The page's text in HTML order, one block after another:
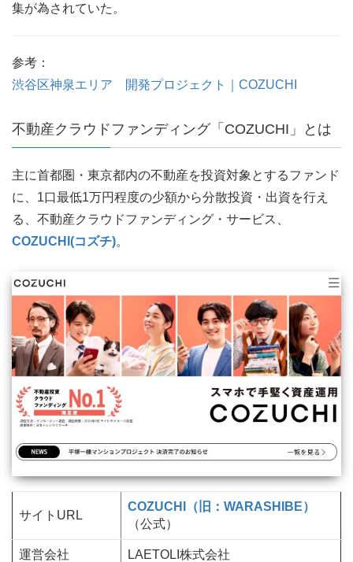
集が為されていた。
参考：
渋谷区神泉エリア 開発プロジェクト｜COZUCHI
不動産クラウドファンディング「COZUCHI」とは
主に首都圏・東京都内の不動産を投資対象とするファンド
に、1口最低1万円程度の少額から分散投資・出資を行え
る、不動産クラウドファンディング・サービス、
COZUCHI(コズチ)。
サイトURL
COZUCHI（旧：WARASHIBE）
（公式）
運営会社 LAETOLI株式会社